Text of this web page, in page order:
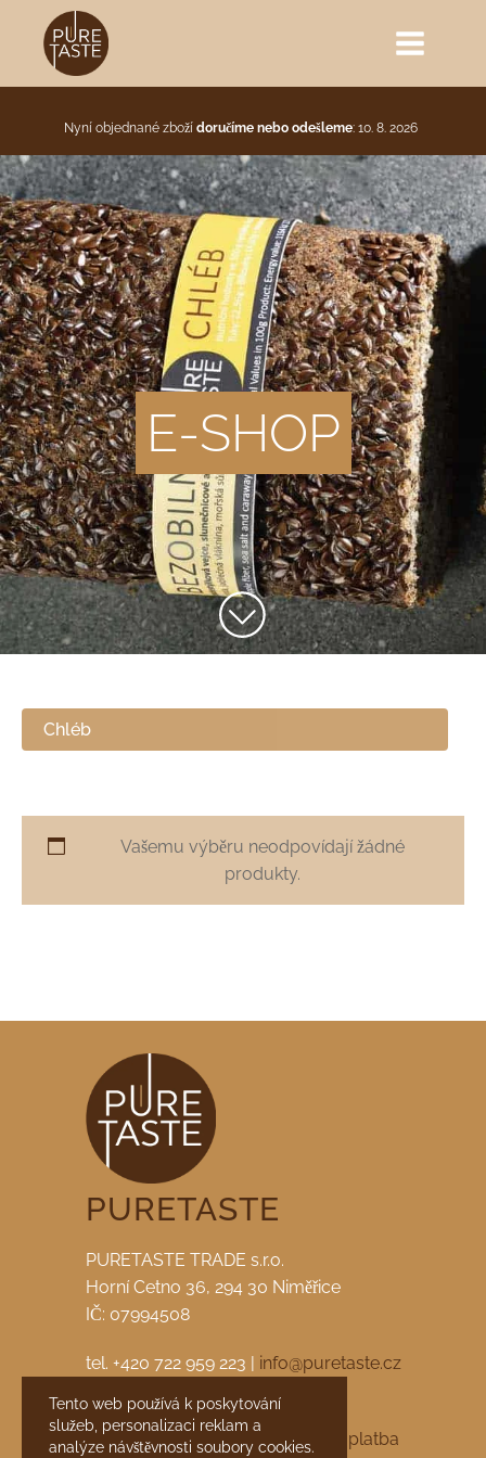
Nyní objednané zboží doručíme nebo odešleme: 10. 8. 2026
E-SHOP
Chléb
Vašemu výběru neodpovídají žádné
produkty.
PURETASTE
PURETASTE TRADE s.r.o.
Horní Cetno 36, 294 30 Niměřice
IČ: 07994508
tel. +420 722 959 223 | info@puretaste.cz
facebook|instagram
Obchodní podmínky
Doprava a platba
Tento web používá k poskytování
služeb, personalizaci reklam a
analýze návštěvnosti soubory cookies.